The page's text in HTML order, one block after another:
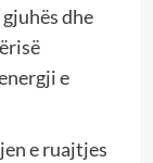
dhe
e
e ruajtjes